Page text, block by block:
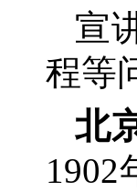
宣
程等
北